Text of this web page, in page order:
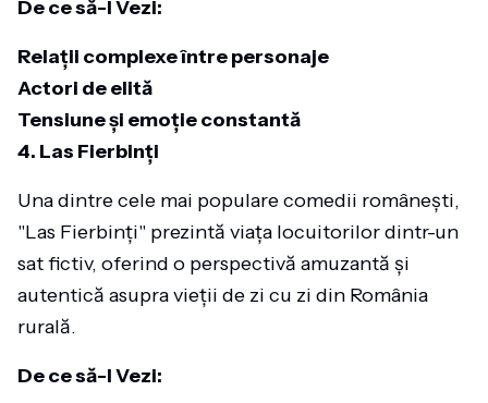
De ce să-l Vezi:
Relații complexe între personaje
Actori de elită
Tensiune și emoție constantă
4. Las Fierbinți
Una dintre cele mai populare comedii românești,
"Las Fierbinți" prezintă viața locuitorilor dintr-un
sat fictiv, oferind o perspectivă amuzantă și
autentică asupra vieții de zi cu zi din România
rurală.
De ce să-l Vezi: